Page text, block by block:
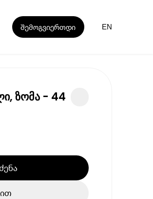
შემოგვიერთდი EN
ზომა - 44